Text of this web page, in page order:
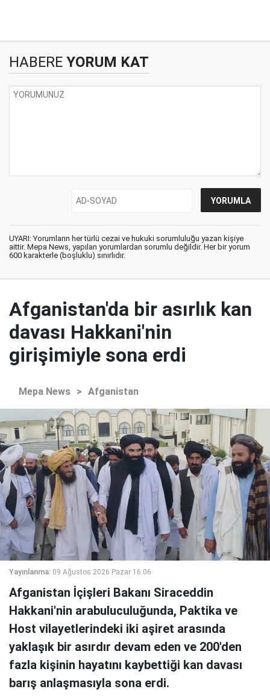
HABERE YORUM KAT
UYARI: Yorumların her türlü cezai ve hukuki sorumluluğu yazan kişiye
aittir. Mepa News, yapılan yorumlardan sorumlu değildir. Her bir yorum
600 karakterle (boşluklu) sınırlıdır.
Afganistan'da bir asırlık kan
davası Hakkani'nin
girişimiyle sona erdi
Mepa News > Afganistan
Yayınlanma: 09 Ağustos 2026 Pazar 16:06
Afganistan İçişleri Bakanı Siraceddin
Hakkani'nin arabuluculuğunda, Paktika ve
Host vilayetlerindeki iki aşiret arasında
yaklaşık bir asırdır devam eden ve 200'den
fazla kişinin hayatını kaybettiği kan davası
barış anlaşmasıyla sona erdi.